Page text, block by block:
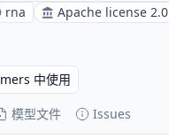
rna Apache license 2.0
模型文件 Issues
中使用